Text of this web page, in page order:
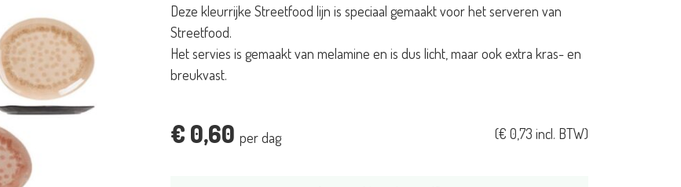
Deze kleurrijke Streetfood lijn is speciaal gemaakt voor het serveren van
Streetfood.
Het servies is gemaakt van melamine en is dus licht, maar ook extra kras- en
breukvast.
€ 0,60 per dag (€ 0,73 incl. BTW)